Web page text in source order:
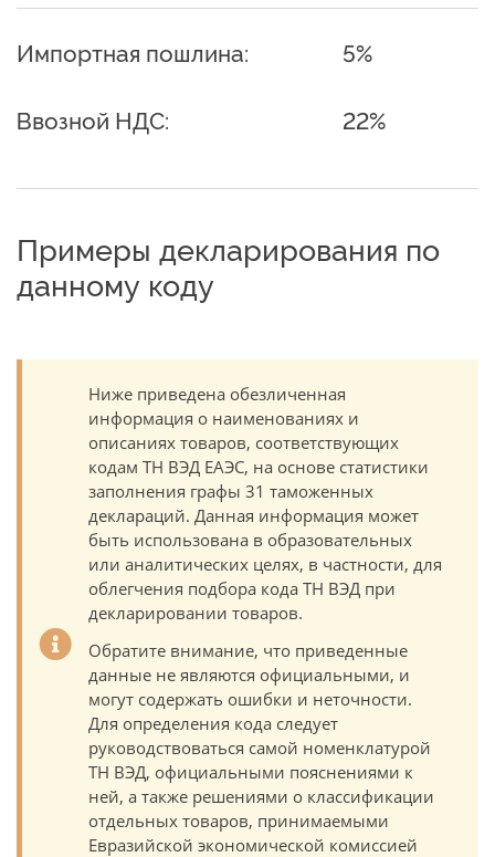
Импортная пошлина: 5%
Ввозной НДС: 22%
Примеры декларирования по
данному коду
Ниже приведена обезличенная
информация о наименованиях и
описаниях товаров, соответствующих
кодам ТН ВЭД ЕАЭС, на основе статистики
заполнения графы 31 таможенных
деклараций. Данная информация может
быть использована в образовательных
или аналитических целях, в частности, для
облегчения подбора кода ТН ВЭД при
декларировании товаров.
Обратите внимание, что приведенные
данные не являются официальными, и
могут содержать ошибки и неточности.
Для определения кода следует
руководствоваться самой номенклатурой
ТН ВЭД, официальными пояснениями к
ней, а также решениями о классификации
отдельных товаров, принимаемыми
Евразийской экономической комиссией